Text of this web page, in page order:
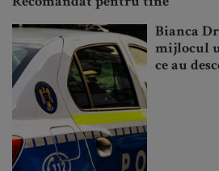
Bianca
mijlocul
ce au